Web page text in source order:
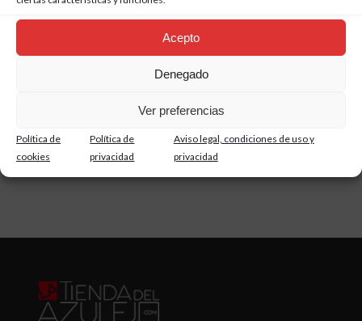
Acepto
Denegado
Ver preferencias
Política de
cookies
Política de
privacidad
Aviso legal, condiciones de uso y
privacidad
Transformar tu cocina o baño nunca había sido tan
Tel. / WhatsApp: 655 521 660
🌐 https://www.latiendadelazulejo.com/categoria-
producto/revestimiento/banos-cocinas/